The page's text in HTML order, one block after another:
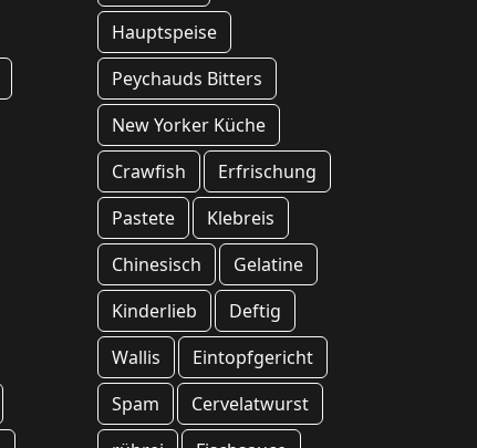
Hauptspeise
Peychauds Bitters
New Yorker Küche
Crawfish
Erfrischung
Pastete
Klebreis
Chinesisch
Gelatine
Kinderlieb
Deftig
Wallis
Eintopfgericht
Spam
Cervelatwurst